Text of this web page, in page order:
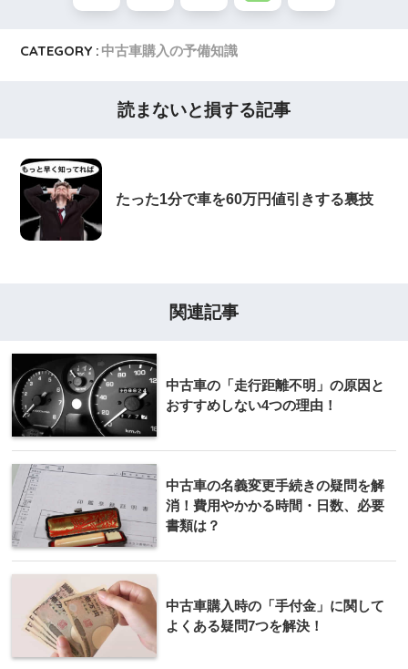
CATEGORY : 中古車購入の予備知識
読まないと損する記事
たった1分で車を60万円値引きする裏技
関連記事
中古車の「走行距離不明」の原因と
おすすめしない4つの理由！
中古車の名義変更手続きの疑問を解
消！費用やかかる時間・日数、必要
書類は？
中古車購入時の「手付金」に関して
よくある疑問7つを解決！